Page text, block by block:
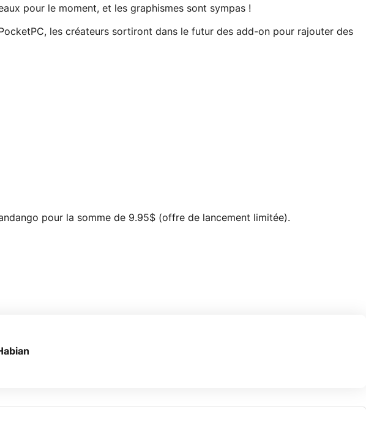
pour le moment, et les graphismes sont sympas !
les créateurs sortiront dans le futur des add-on pour rajouter des
pour la somme de 9.95$ (offre de lancement limitée).